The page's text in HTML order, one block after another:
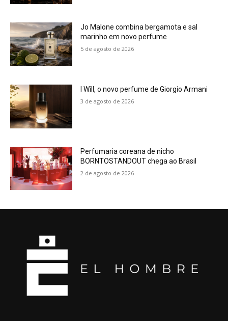
Jo Malone combina bergamota e sal
marinho em novo perfume
5 de agosto de 2026
I Will, o novo perfume de Giorgio Armani
3 de agosto de 2026
Perfumaria coreana de nicho
BORNTOSTANDOUT chega ao Brasil
2 de agosto de 2026